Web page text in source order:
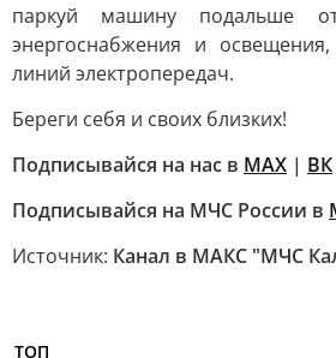
паркуй машину подальше
энергоснабжения и
линий электропередач.
Береги себя и своих близких!
Подписывайся на нас в MAX | ВК
Подписывайся на МЧС России в
Источник: Канал в МАКС "МЧС
ТОП